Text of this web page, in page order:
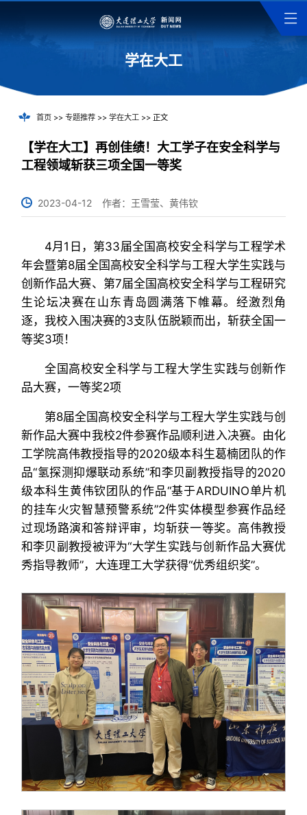
学在大工
首页>> 专题推荐>> 学在大工>> 正文
【学在大工】再创佳绩！大工学子在安全科学与
工程领域斩获三项全国一等奖
2023-04-12 作者：王雪莹、黄伟钦
4月1日，第33届全国高校安全科学与工程学术
年会暨第8届全国高校安全科学与工程大学生实践与
创新作品大赛、第7届全国高校安全科学与工程研究
生论坛决赛在山东青岛圆满落下帷幕。经激烈角
逐，我校入围决赛的3支队伍脱颖而出，斩获全国一
等奖3项！
全国高校安全科学与工程大学生实践与创新作
品大赛，一等奖2项
第8届全国高校安全科学与工程大学生实践与创
新作品大赛中我校2件参赛作品顺利进入决赛。由化
工学院高伟教授指导的2020级本科生葛楠团队的作
品“氢探测抑爆联动系统”和李贝副教授指导的2020
级本科生黄伟钦团队的作品“基于ARDUINO单片机
的挂车火灾智慧预警系统”2件实体模型参赛作品经
过现场路演和答辩评审，均斩获一等奖。高伟教授
和李贝副教授被评为“大学生实践与创新作品大赛优
秀指导教师”，大连理工大学获得“优秀组织奖”。